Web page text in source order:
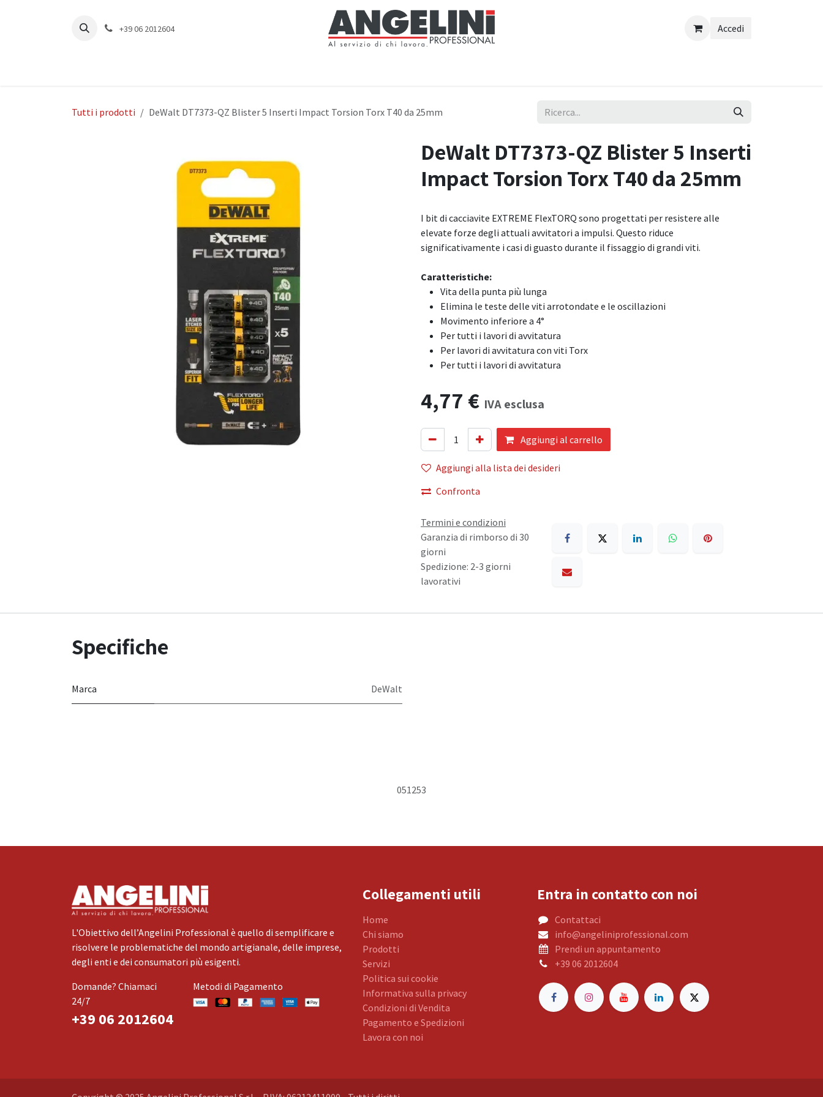
+39 06 2012604 Accedi
Tutti i prodotti DeWalt DT7373-QZ Blister 5 Inserti Impact Torsion Torx T40 da 25mm
DeWalt DT7373-QZ Blister 5 Inserti
Impact Torsion Torx T40 da 25mm
I bit di cacciavite EXTREME FlexTORQ sono progettati per resistere alle
elevate forze degli attuali avvitatori a impulsi. Questo riduce
significativamente i casi di guasto durante il fissaggio di grandi viti.
Caratteristiche:
Vita della punta più lunga
Elimina le teste delle viti arrotondate e le oscillazioni
Movimento inferiore a 4°
Per tutti i lavori di avvitatura
Per lavori di avvitatura con viti Torx
Per tutti i lavori di avvitatura
4,77 € IVA esclusa
Aggiungi al carrello
Aggiungi alla lista dei desideri
Confronta
Termini e condizioni
Garanzia di rimborso di 30
giorni
Spedizione: 2-3 giorni
lavorativi
Specifiche
Marca DeWalt
051253
L'Obiettivo dell’Angelini Professional è quello di semplificare e
risolvere le problematiche del mondo artigianale, delle imprese,
degli enti e dei consumatori più esigenti.
Domande? Chiamaci
24/7
+39 06 2012604
Metodi di Pagamento
Collegamenti utili
Home
Chi siamo
Prodotti
Servizi
Politica sui cookie
Informativa sulla privacy
Condizioni di Vendita
Pagamento e Spedizioni
Lavora con noi
Entra in contatto con noi
Contattaci
info@angeliniprofessional.com
Prendi un appuntamento
+39 06 2012604